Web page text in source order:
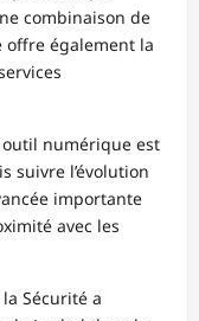
combinaison de
offre également la
outil numérique est
suivre l’évolution
importante
avec les
Sécurité a